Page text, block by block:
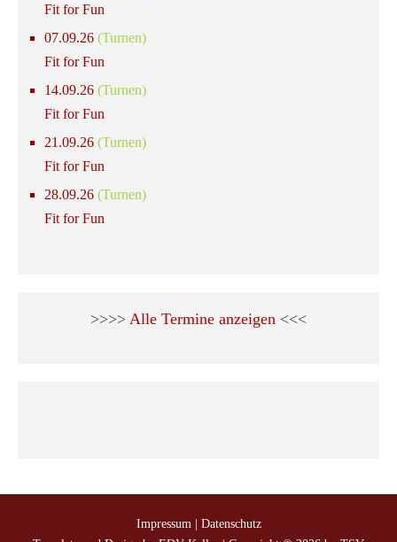
Fit for Fun
07.09.26 (Turnen)
Fit for Fun
14.09.26 (Turnen)
Fit for Fun
21.09.26 (Turnen)
Fit for Fun
28.09.26 (Turnen)
Fit for Fun
>>>> Alle Termine anzeigen <<<
Impressum
Datenschutz